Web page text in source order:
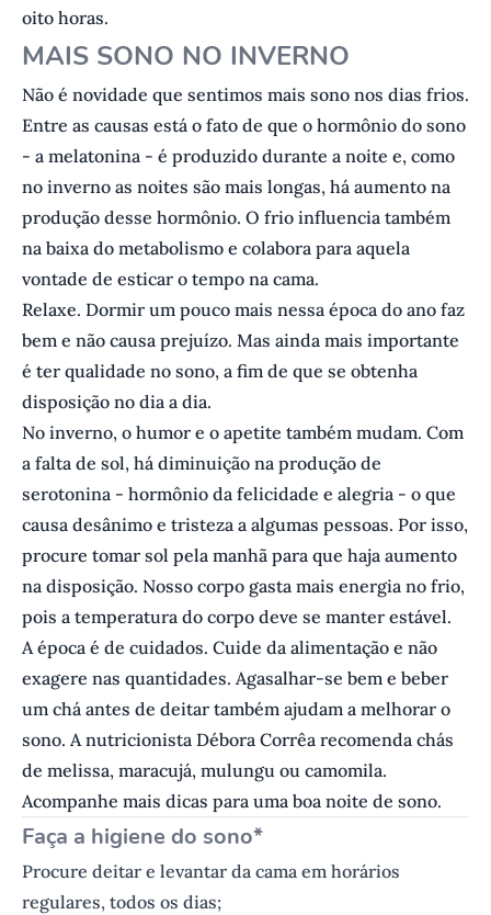
oito horas.
MAIS SONO NO INVERNO
Não é novidade que sentimos mais sono nos dias frios.
Entre as causas está o fato de que o hormônio do sono
- a melatonina - é produzido durante a noite e, como
no inverno as noites são mais longas, há aumento na
produção desse hormônio. O frio influencia também
na baixa do metabolismo e colabora para aquela
vontade de esticar o tempo na cama.
Relaxe. Dormir um pouco mais nessa época do ano faz
bem e não causa prejuízo. Mas ainda mais importante
é ter qualidade no sono, a fim de que se obtenha
disposição no dia a dia.
No inverno, o humor e o apetite também mudam. Com
a falta de sol, há diminuição na produção de
serotonina - hormônio da felicidade e alegria - o que
causa desânimo e tristeza a algumas pessoas. Por isso,
procure tomar sol pela manhã para que haja aumento
na disposição. Nosso corpo gasta mais energia no frio,
pois a temperatura do corpo deve se manter estável.
A época é de cuidados. Cuide da alimentação e não
exagere nas quantidades. Agasalhar-se bem e beber
um chá antes de deitar também ajudam a melhorar o
sono. A nutricionista Débora Corrêa recomenda chás
de melissa, maracujá, mulungu ou camomila.
Acompanhe mais dicas para uma boa noite de sono.
Faça a higiene do sono*
Procure deitar e levantar da cama em horários
regulares, todos os dias;